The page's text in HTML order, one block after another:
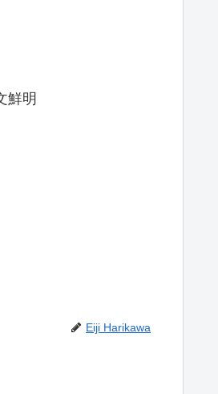
鮮明
Eiji Harikawa